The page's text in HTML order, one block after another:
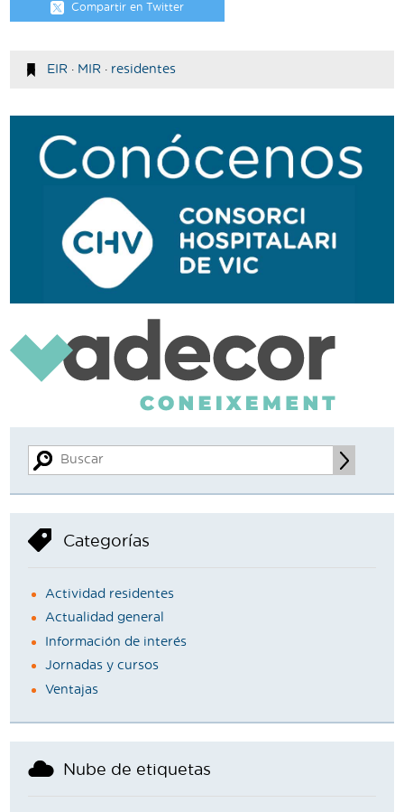
Compartir en Twitter
EIR · MIR · residentes
Categorías
Actividad residentes
Actualidad general
Información de interés
Jornadas y cursos
Ventajas
Nube de etiquetas